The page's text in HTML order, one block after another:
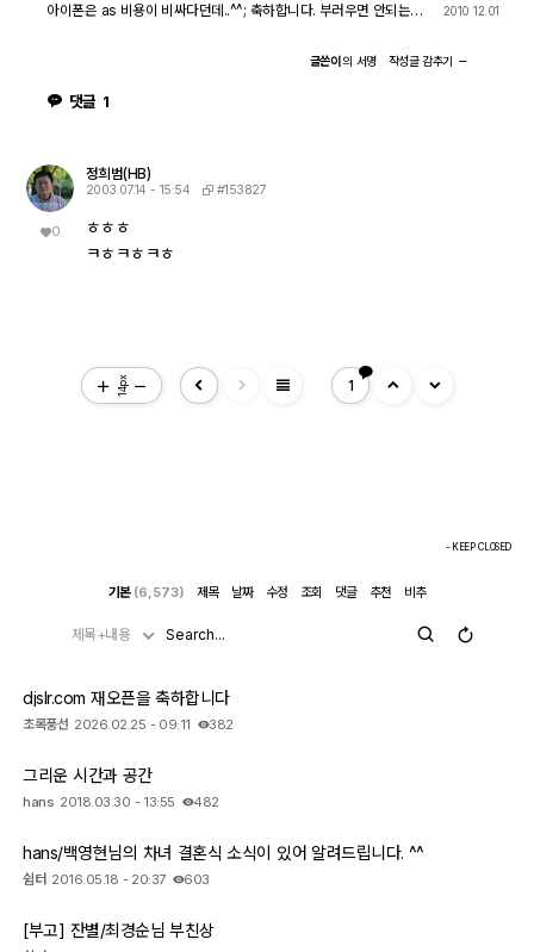
아이폰은 as 비용이 비싸다던데..^^; 축하합니다. 부러우면 안되는
2010 12.01
글쓴이 의 서명 작성글감추기
댓글 1
0
정희범(HB)
2003.07.14 - 15:54 #153827
ㅎㅎㅎ
ㅋㅎㅋㅎㅋㅎ
14px view_headline 1
- KEEP CLOSED
기본 (6,573) 제목 날짜 수정 조회 댓글 추천 비추
제목+내용
djslr.com 재오픈을 축하합니다
초록풍선 2026.02.25 - 09:11 382
그리운 시간과 공간
hans 2018.03.30 - 13:55 482
hans/백영현님의 차녀 결혼식 소식이 있어 알려드립니다. ^^
쉼터 2016.05.18 - 20:37 603
[부고] 잔별/최경순님 부친상